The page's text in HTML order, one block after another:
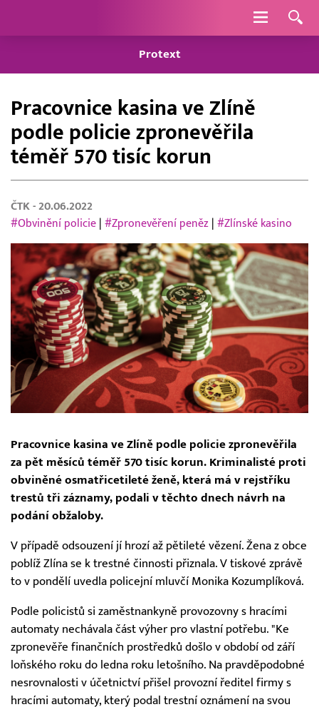
Navigace
Protext
Pracovnice kasina ve Zlíně
podle policie zpronevěřila
téměř 570 tisíc korun
ČTK - 20.06.2022
#Obvinění policie #Zpronevěření peněz #Zlínské kasino
Pracovnice kasina ve Zlíně podle policie zpronevěřila
za pět měsíců téměř 570 tisíc korun. Kriminalisté proti
obviněné osmatřicetileté ženě, která má v rejstříku
trestů tři záznamy, podali v těchto dnech návrh na
podání obžaloby.
V případě odsouzení jí hrozí až pětileté vězení. Žena z obce
poblíž Zlína se k trestné činnosti přiznala. V tiskové zprávě
to v pondělí uvedla policejní mluvčí Monika Kozumplíková.
Podle policistů si zaměstnankyně provozovny s hracími
automaty nechávala část výher pro vlastní potřebu. "Ke
zpronevěře finančních prostředků došlo v období od září
loňského roku do ledna roku letošního. Na pravděpodobné
nesrovnalosti v účetnictví přišel provozní ředitel firmy s
hracími automaty, který podal trestní oznámení na svou